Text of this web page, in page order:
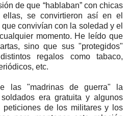
de que “hablaban” con chicas
se convirtieron así en el
convivían con la soledad y el
momento. He leído que
sino que sus "protegidos"
regalos como tabaco,
etc.
las "madrinas de guerra" la
era gratuita y algunos
peticiones de los militares y los